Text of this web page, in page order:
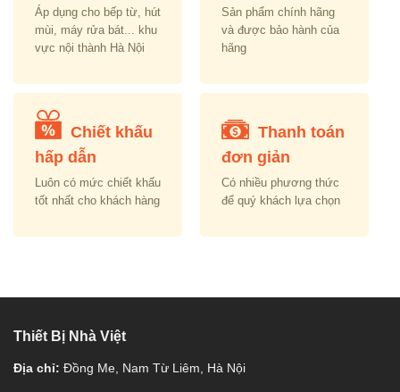
Áp dụng cho bếp từ, hút
mùi, máy rửa bát... khu
vực nội thành Hà Nội
Sản phẩm chính hãng
và được bảo hành của
hãng
Chiết khấu
hấp dẫn
Luôn có mức chiết khấu
tốt nhất cho khách hàng
Thanh toán
đơn giản
Có nhiều phương thức
để quý khách lựa chọn
Thiết Bị Nhà Việt
Địa chỉ: Đồng Me, Nam Từ Liêm, Hà Nội